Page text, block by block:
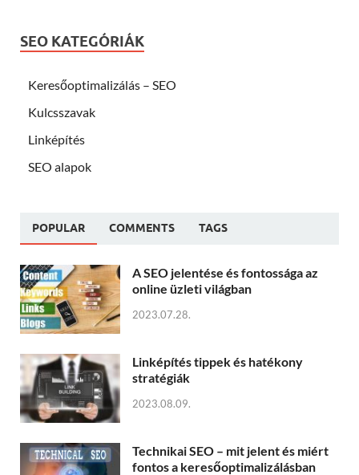
SEO KATEGÓRIÁK
Keresőoptimalizálás – SEO
Kulcsszavak
Linképítés
SEO alapok
POPULAR COMMENTS TAGS
A SEO jelentése és fontossága az
online üzleti világban
2023.07.28.
Linképítés tippek és hatékony
stratégiák
2023.08.09.
Technikai SEO – mit jelent és miért
fontos a keresőoptimalizálásban